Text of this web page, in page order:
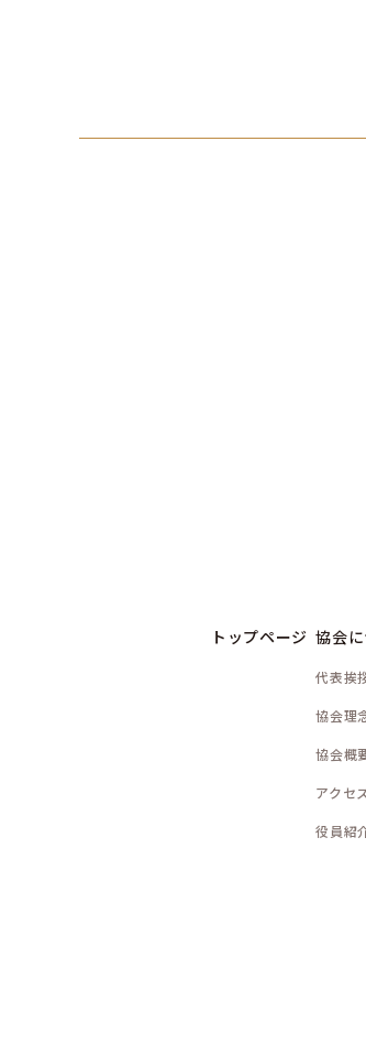
トップページ 協会
代表挨
協会理
協会概
アクセス
役員紹